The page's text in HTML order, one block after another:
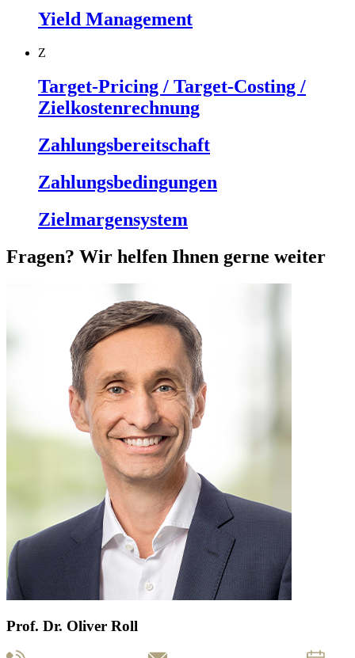
Yield Management
Z
Target-Pricing / Target-Costing /
Zielkostenrechnung
Zahlungsbereitschaft
Zahlungsbedingungen
Zielmargensystem
Fragen? Wir helfen Ihnen gerne weiter
Prof. Dr. Oliver Roll